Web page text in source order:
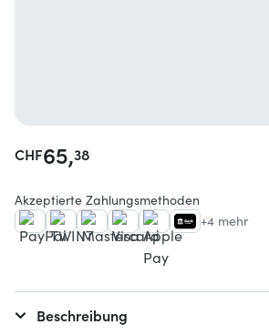
CHF65,38
Akzeptierte Zahlungsmethoden
+4 mehr
Beschreibung